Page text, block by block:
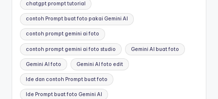
chatgpt prompt tutorial
contoh Prompt buat foto pakai Gemini AI
contoh prompt gemini ai foto
contoh prompt gemini ai foto studio Gemini AI buat foto
Gemini AI foto Gemini AI foto edit
Ide dan contoh Prompt buat foto
Ide Prompt buat foto Gemini AI